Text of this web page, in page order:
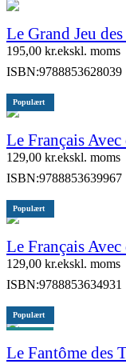
Le Grand Jeu
195,00 kr.ekskl. moms
ISBN:9788853628039
Populært
Le Français
129,00 kr.ekskl. moms
ISBN:9788853639967
Populært
Le Français
129,00 kr.ekskl. moms
ISBN:9788853634931
Populært
Le Fantôme des